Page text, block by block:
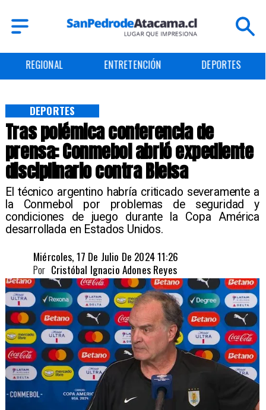
ENTRETENCIÓN DEPORTES CULTURA
Tras polémica conferencia de
prensa: Conmebol abrió expediente
disciplinario contra Bielsa
​ El técnico argentino habría criticado severamente a
la Conmebol por problemas de seguridad y
condiciones de juego durante la Copa América
desarrollada en Estados Unidos.
DEPORTES
Miércoles, 17 De Julio De 2024 11:26
Cristóbal Ignacio Adones Reyes
Por